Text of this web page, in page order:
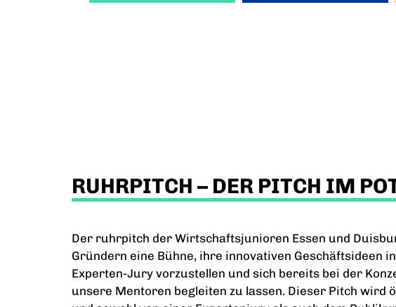
RUHRPITCH – DER PITCH IM
Der ruhrpitch der Wirtschaftsjunioren Essen und
Gründern eine Bühne, ihre innovativen Geschäftsideen
Experten-Jury vorzustellen und sich bereits bei der
unsere Mentoren begleiten zu lassen. Dieser Pitch wird